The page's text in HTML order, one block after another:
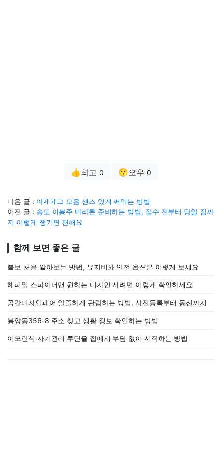
👍최고 0 😗오우 0
다음 글 : 아재개그 모음 센스 있게 써먹는 방법
이전 글 : 송도 이봉주 마라톤 준비하는 방법, 접수 전부터 당일 짐까
지 이렇게 챙기면 편해요
함께 보면 좋은 글
볼보 처음 알아보는 방법, 유지비와 안전 옵션은 이렇게 보세요
해피밀 스파이더맨 원하는 디자인 사려면 이렇게 확인하세요
공간디자인페어 알뜰하게 관람하는 방법, 사전등록부터 동선까지
봉양동356-8 주소 찾고 생활 정보 확인하는 방법
이모란식 자기관리 루틴을 집에서 부담 없이 시작하는 방법